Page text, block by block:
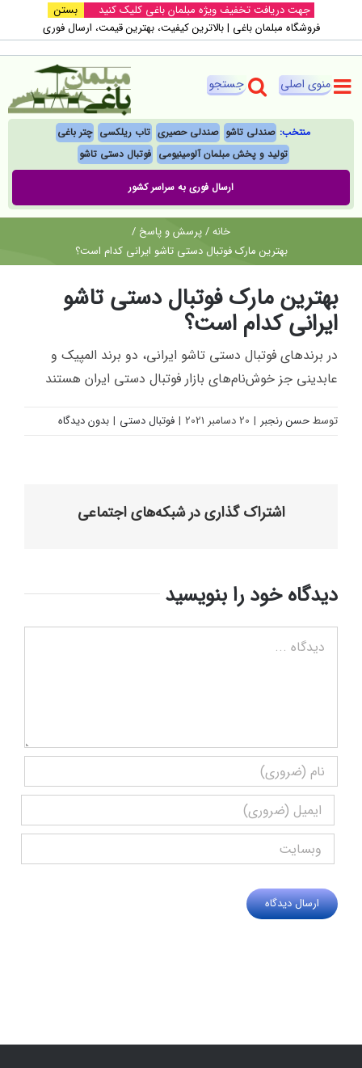
to
content
فروشگاه مبلمان باغی |‌ بالاترین کیفیت، بهترین قیمت، ارسال فوری
جهت دریافت تخفیف ویژه مبلمان باغی کلیک کنید بستن
منتخب: صندلی تاشو صندلی حصیری تاب ریلکسی چتر باغی
تولید و پخش مبلمان آلومینیومی فوتبال‌ دستی تاشو
ارسال فوری به سراسر کشور
خانه/پرسش و پاسخ /
بهترین مارک فوتبال دستی تاشو ایرانی کدام است؟
بهترین مارک فوتبال دستی تاشو
ایرانی کدام است؟
در برندهای فوتبال دستی تاشو ایرانی، دو برند المپیک و
عابدینی جز خوش‌نام‌های بازار فوتبال دستی ایران هستند
توسطحسن رنجبر | 20 دسامبر 2021 | فوتبال دستی | بدون دیدگاه
اشتراک گذاری در شبکه‌های اجتماعی
دیدگاه خود را بنویسید
دیدگاه